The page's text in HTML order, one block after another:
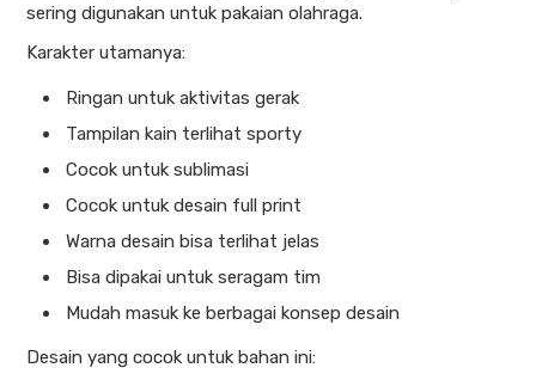
sering digunakan untuk pakaian olahraga.
Karakter utamanya:
Ringan untuk aktivitas gerak
Tampilan kain terlihat sporty
Cocok untuk sublimasi
Cocok untuk desain full print
Warna desain bisa terlihat jelas
Bisa dipakai untuk seragam tim
Mudah masuk ke berbagai konsep desain
Desain yang cocok untuk bahan ini: